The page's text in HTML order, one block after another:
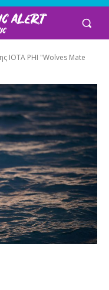
IOTA PHI "Wolves Mate